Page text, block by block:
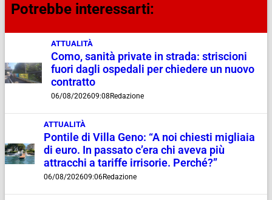
Potrebbe interessarti:
ATTUALITÀ
Como, sanità private in strada: striscioni
fuori dagli ospedali per chiedere un nuovo
contratto
06/08/202609:08 Redazione
ATTUALITÀ
Pontile di Villa Geno: “A noi chiesti migliaia
di euro. In passato c’era chi aveva più
attracchi a tariffe irrisorie. Perché?”
06/08/202609:06Redazione